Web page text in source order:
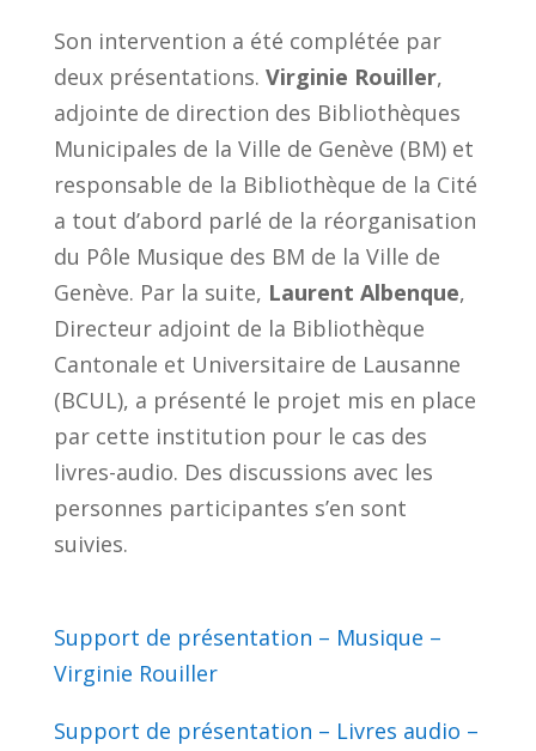
Son intervention a été complétée par
deux présentations. Virginie Rouiller,
adjointe de direction des Bibliothèques
Municipales de la Ville de Genève (BM) et
responsable de la Bibliothèque de la Cité
a tout d’abord parlé de la réorganisation
du Pôle Musique des BM de la Ville de
Genève. Par la suite, Laurent Albenque,
Directeur adjoint de la Bibliothèque
Cantonale et Universitaire de Lausanne
(BCUL), a présenté le projet mis en place
par cette institution pour le cas des
livres-audio. Des discussions avec les
personnes participantes s’en sont
suivies.
Support de présentation – Musique –
Virginie Rouiller
Support de présentation – Livres audio –